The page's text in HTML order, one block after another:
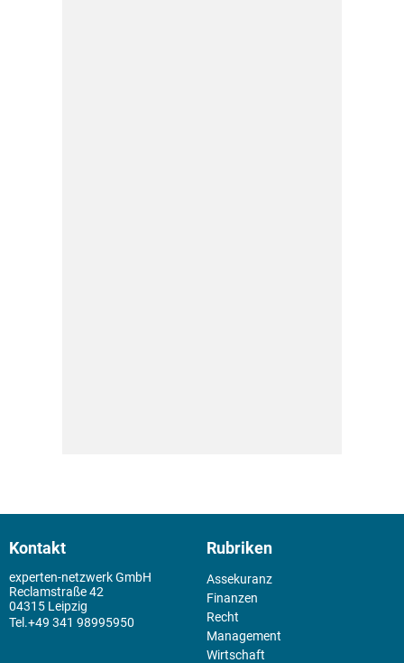
Kontakt
experten-netzwerk GmbH
Reclamstraße 42
04315 Leipzig
+49 341 98995950
Rubriken
Assekuranz
Finanzen
Recht
Management
Wirtschaft